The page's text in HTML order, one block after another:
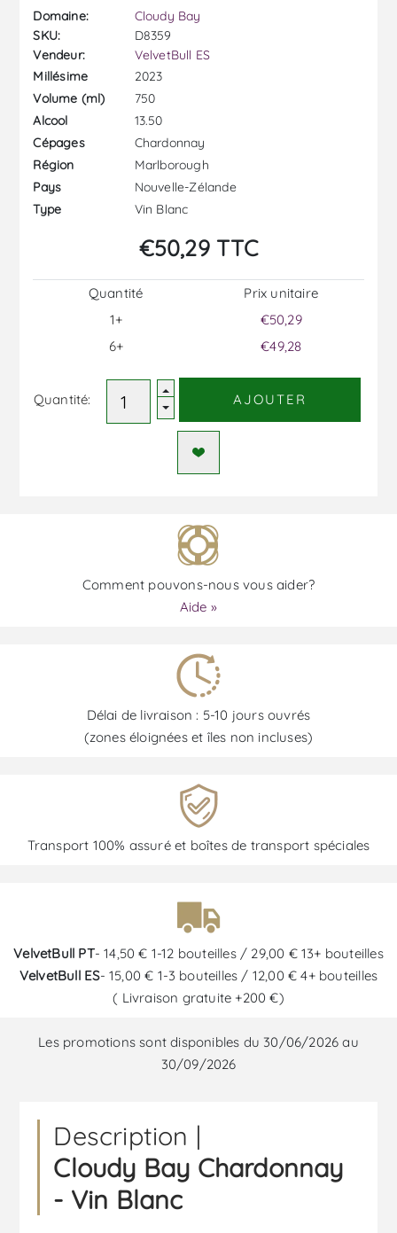
Domaine:
Cloudy Bay
SKU:
D8359
Vendeur:
VelvetBull ES
Millésime
2023
Volume (ml)
750
Alcool
13.50
Cépages
Chardonnay
Région
Marlborough
Pays
Nouvelle-Zélande
Type
Vin Blanc
€50,29 TTC
Quantité
1+
6+
Prix ​​unitaire
€50,29
€49,28
Quantité: AJOUTER
Comment pouvons-nous vous aider?
Aide »
Délai de livraison : 5-10 jours ouvrés
(zones éloignées et îles non incluses)
Transport 100% assuré et boîtes de transport spéciales
VelvetBull PT- 14,50 € 1-12 bouteilles / 29,00 € 13+ bouteilles
VelvetBull ES- 15,00 € 1-3 bouteilles / 12,00 € 4+ bouteilles
( Livraison gratuite +200 €)
Les promotions sont disponibles du 30/06/2026 au
30/09/2026
Description |
Cloudy Bay Chardonnay
- Vin Blanc